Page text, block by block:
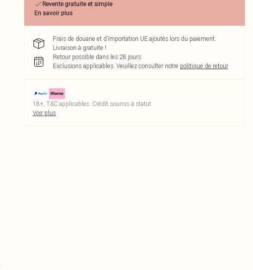
Revente gratuite et simple
En savoir plus
Frais de douane et d’importation UE ajoutés lors du paiement.
Livraison à gratuite !
Retour possible dans les 28 jours
Exclusions applicables. Veuillez consulter notre politique de retour
18+, T&C applicables. Crédit soumis à statut
Voir plus